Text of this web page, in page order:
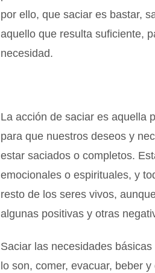
por ello, que saciar es bastar,
aquello que resulta suficiente,
necesidad.
La acción de saciar es aquella
para que nuestros deseos y
estar saciados o completos.
emocionales o espirituales, y
resto de los seres vivos,
algunas positivas y otras
Saciar las necesidades
lo son, comer, evacuar, beber